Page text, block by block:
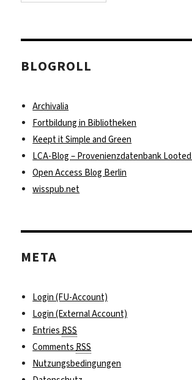
BLOGROLL
Archivalia
Fortbildung in Bibliotheken
Keept it Simple and Green
LCA-Blog – Provenienzdatenbank
Open Access Blog Berlin
wisspub.net
META
Login (FU-Account)
Login (External Account)
EntriesRSS
CommentsRSS
Nutzungsbedingungen